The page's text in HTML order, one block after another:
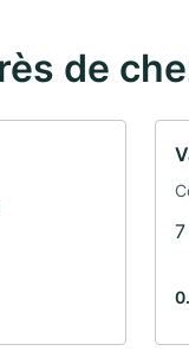
de